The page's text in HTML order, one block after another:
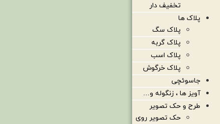
تخفیف دار
پلاک ها
پلاک سگ
پلاک گربه
پلاک اسب
پلاک خرگوش
جاسوئچی
آویز ها ، زنگوله و…
طرح و حک تصویر
حک تصویر روی